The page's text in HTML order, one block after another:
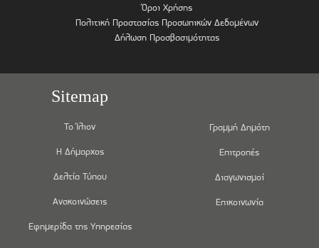
Όροι Χρήσης
Πολιτική Προστασίας Προσωπικών Δεδομένων
Δήλωση Προσβασιμότητας
Sitemap
Το Ίλιον
Η Δήμαρχος
Δελτία Τύπου
Ανακοινώσεις
Εφημερίδα της Υπηρεσίας
Γραμμή Δημότη
Επιτροπές
Διαγωνισμοί
Επικοινωνία